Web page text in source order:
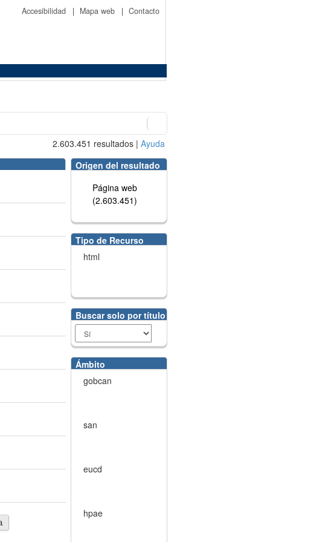
Accesibilidad | Mapa web | Contacto
2.603.451 resultados | Ayuda
Origen del resultado
Página web
(2.603.451)
Tipo de Recurso
html
Buscar solo por título
Ámbito
gobcan
san
eucd
hpae